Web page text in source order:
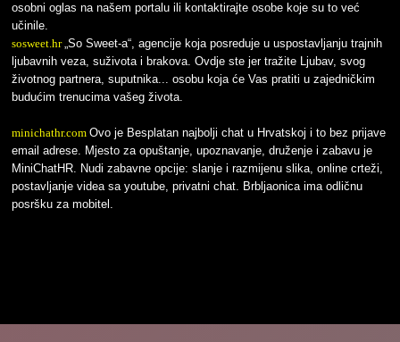
osobni oglas na našem portalu ili kontaktirajte osobe koje su to već
učinile.
sosweet.hr„So Sweet-a“, agencije koja posreduje u uspostavljanju trajnih
ljubavnih veza, suživota i brakova. Ovdje ste jer tražite Ljubav, svog
životnog partnera, suputnika... osobu koja će Vas pratiti u zajedničkim
budućim trenucima vašeg života.
minichathr.com Ovo je Besplatan najbolji chat u Hrvatskoj i to bez prijave
email adrese. Mjesto za opuštanje, upoznavanje, druženje i zabavu je
MiniChatHR. Nudi zabavne opcije: slanje i razmijenu slika, online crteži,
postavljanje videa sa youtube, privatni chat. Brbljaonica ima odličnu
posršku za mobitel.